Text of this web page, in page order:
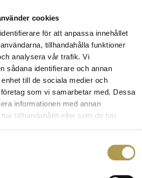
cookies
för att anpassa innehållet
tillhandahålla funktioner
analysera vår trafik. Vi
sådana identifierare och annan
till de sociala medier och
som vi samarbetar med. Dessa
informationen med annan
tillhandahållit eller som de har
etikett
1